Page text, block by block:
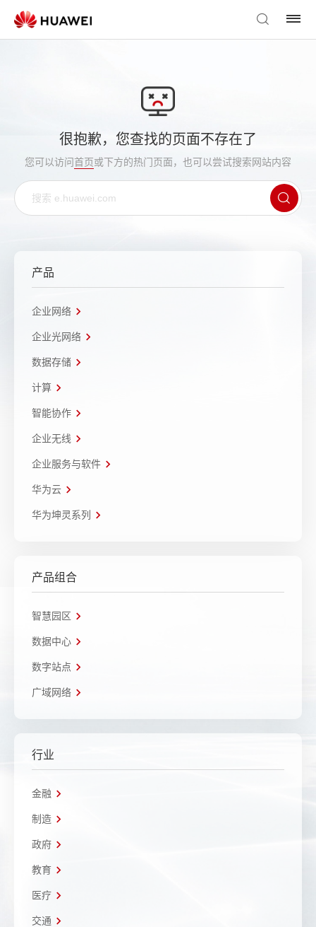
很抱歉，您查找的页面不存在了
您可以访问首页或下方的热门页面，也可以尝试搜索网站内容
产品
企业网络
企业光网络
数据存储
计算
智能协作
企业无线
企业服务与软件
华为云
华为坤灵系列
产品组合
智慧园区
数据中心
数字站点
广域网络
行业
金融
制造
政府
教育
医疗
交通